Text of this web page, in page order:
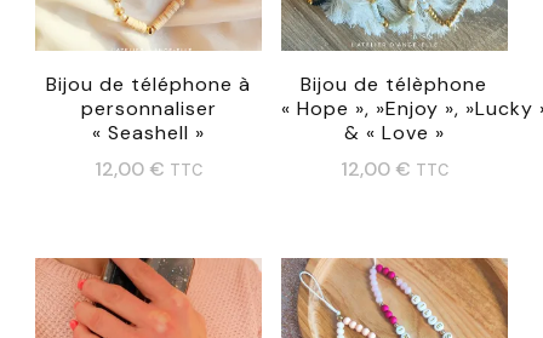
Bijou de téléphone à
personnaliser
« Seashell »
12,00 € TTC
Bijou de télèphone
« Hope », »Enjoy », »Lucky
& « Love »
12,00 € TTC
a
plusieurs